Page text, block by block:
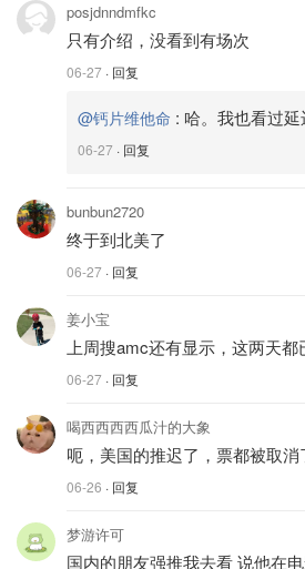
AMC订票>>
Regal订票>>
Fandango订票>>
《给阿嬷的情书》电影简介
故事的开端非常接地气：
破产寻亲： 孙子晓伟因为债务
国，试图寻找传闻中已经变成“
生。
家书的秘密
： 晓伟带着阿嬷叶
外家书（侨批）作为线索，本
posjdnndmfkc
只有介绍，没看到有场次
06-27 · 回复
@钙片维他命 : 哈。我也看过延
06-27 · 回复
bunbun2720
终于到北美了
06-27 · 回复
姜小宝
上周搜amc还有显示，这两天都
06-27 · 回复
喝西西西西瓜汁的大象
呃，美国的推迟了，票都被取消
06-26 · 回复
梦游许可
国内的朋友强推我去看 说他在